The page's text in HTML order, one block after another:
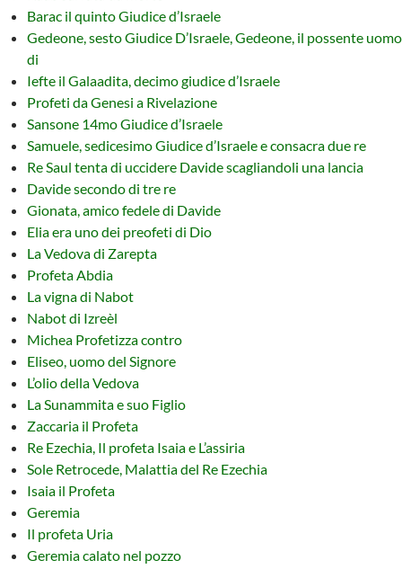
Barac il quinto Giudice d’Israele
Gedeone, sesto Giudice D’Israele, Gedeone, il possente uomo
di
Iefte il Galaadita, decimo giudice d’Israele
Profeti da Genesi a Rivelazione
Sansone 14mo Giudice d’Israele
Samuele, sedicesimo Giudice d’Israele e consacra due re
Re Saul tenta di uccidere Davide scagliandoli una lancia
Davide secondo di tre re
Gionata, amico fedele di Davide
Elia era uno dei preofeti di Dio
La Vedova di Zarepta
Profeta Abdia
La vigna di Nabot
Nabot di Izreèl
Michea Profetizza contro
Eliseo, uomo del Signore
L’olio della Vedova
La Sunammita e suo Figlio
Zaccaria il Profeta
Re Ezechia, Il profeta Isaia e L’assiria
Sole Retrocede, Malattia del Re Ezechia
Isaia il Profeta
Geremia
Il profeta Uria
Geremia calato nel pozzo